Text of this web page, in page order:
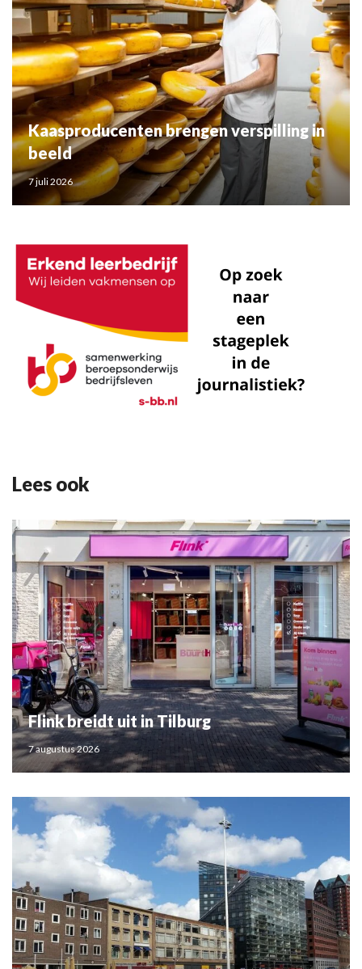
Kaasproducenten brengen verspilling in
beeld
7 juli 2026
Lees ook
Flink breidt uit in Tilburg
7 augustus 2026